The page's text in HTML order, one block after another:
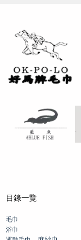
目錄一覽
毛巾
浴巾